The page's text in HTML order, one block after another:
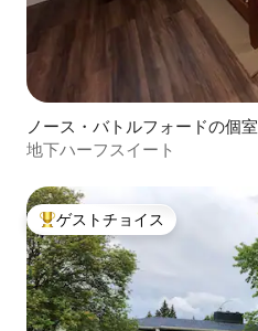
ノース・バトルフォードの個室
地下ハーフスイート
大好評のゲストチョイスです。
ゲストチョイス